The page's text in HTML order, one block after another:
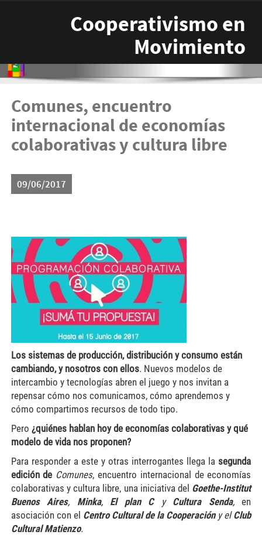
Cooperativismo en
Movimiento
Comunes, encuentro
internacional de economías
colaborativas y cultura libre
09/06/2017
comunes-1-300x181.jpg
Los sistemas de producción, distribución y consumo están
cambiando, y nosotros con ellos. Nuevos modelos de
intercambio y tecnologías abren el juego y nos invitan a
repensar cómo nos comunicamos, cómo aprendemos y
cómo compartimos recursos de todo tipo.
Pero ¿quiénes hablan hoy de economías colaborativas y qué
modelo de vida nos proponen?
Para responder a este y otras interrogantes llega la segunda
edición de Comunes, encuentro internacional de economías
colaborativas y cultura libre, una iniciativa del Goethe-Institut
Buenos Aires, Minka, El plan Cy Cultura Senda,
en
asociación con el Centro Cultural de la Cooperación y elClub
Cultural Matienzo.